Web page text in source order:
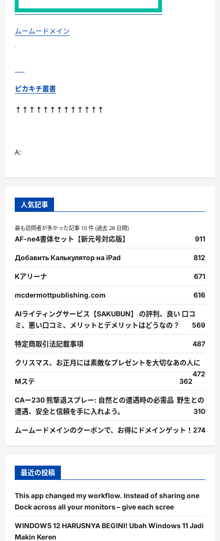
む
ムームードメイン
ピカキチ叢書
↑↑↑↑↑↑↑↑↑↑↑↑↑
A:
人気記事
最も訪問者が多かった記事 10 件 (過去 28 日間)
AF-ne4書体セット【新元号対応版】 911
Добавить Калькулятор на iPad 812
Kアリーナ 671
mcdermottpublishing.com 616
AIライティングサービス【SAKUBUN】 の評判、良い 口コ
ミ、悪い口コミ、メリットとデメリットはどうなの？
569
特定商取引法記載事項 487
クリスマス、お正月には素敵なプレゼントを大切なあの人に
472
Mステ
362
CAー230 熊撃退スプレー: 自然との遭遇時の必需品 野生との
遭遇、安全と信頼を手に入れよう。
310
ムームードメインのクーポンで、お得にドメインゲット！ 274
最近の投稿
This app changed my workflow. Instead of sharing one
Dock across all your monitors – give each scree
WINDOWS 12 HARUSNYA BEGINI! Ubah Windows 11 Jadi
Makin Keren